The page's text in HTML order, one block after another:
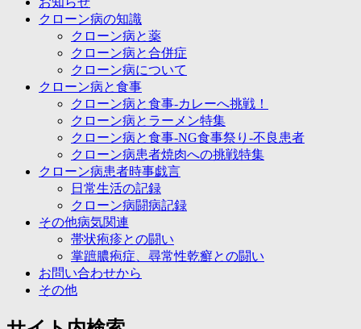
クローン病の知識
クローン病と薬
クローン病と合併症
クローン病について
クローン病と食事
クローン病と食事-カレーへ挑戦！
クローン病とラーメン特集
クローン病と食事-NG食事祭り-不良患者
クローン病患者焼肉への挑戦特集
クローン病患者時事戯言
日常生活の記録
クローン病闘病記録
その他病気関連
帯状疱疹との闘い
掌蹠膿疱症、尋常性乾癬との闘い
お問い合わせから
その他